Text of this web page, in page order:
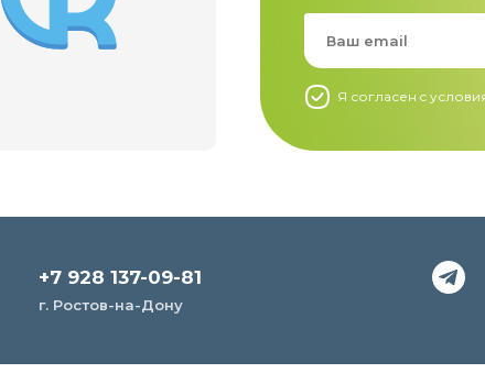
Я согласен c
+7 928 137-09-81
г. Ростов-на-Дону